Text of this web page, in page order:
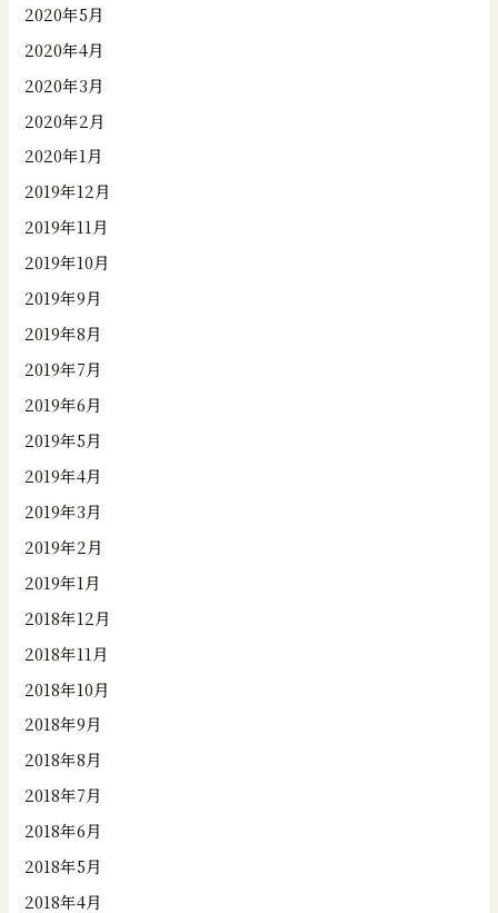
2020年5月
2020年4月
2020年3月
2020年2月
2020年1月
2019年12月
2019年11月
2019年10月
2019年9月
2019年8月
2019年7月
2019年6月
2019年5月
2019年4月
2019年3月
2019年2月
2019年1月
2018年12月
2018年11月
2018年10月
2018年9月
2018年8月
2018年7月
2018年6月
2018年5月
2018年4月